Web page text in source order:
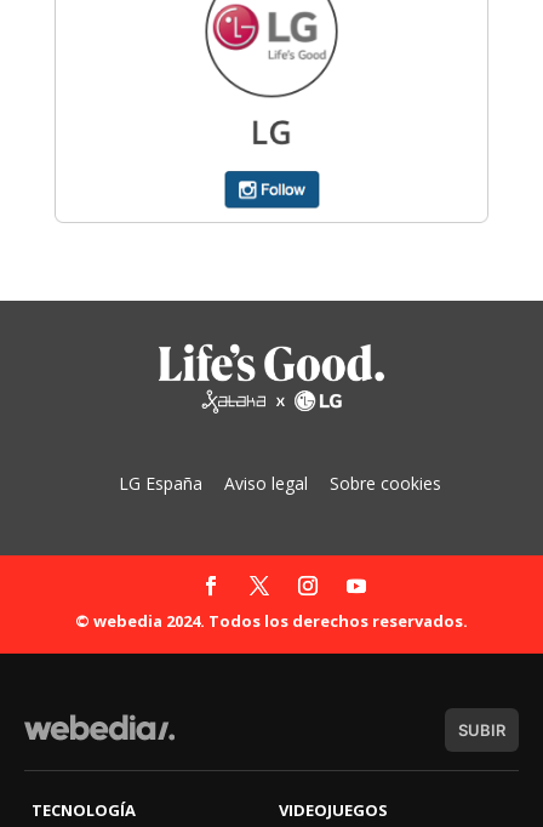
LG España Aviso legal Sobre cookies
© webedia 2024. Todos los derechos reservados.
SUBIR
TECNOLOGÍA
VIDEOJUEGOS